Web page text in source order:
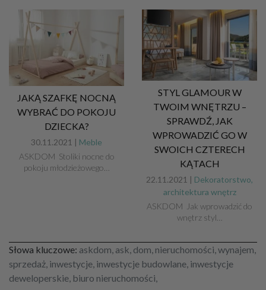
JAKĄ SZAFKĘ NOCNĄ
WYBRAĆ DO POKOJU
DZIECKA?
30.11.2021 | Meble
ASKDOM Stoliki nocne do
pokoju młodzieżowego…
STYL GLAMOUR W
TWOIM WNĘTRZU –
SPRAWDŹ, JAK
WPROWADZIĆ GO W
SWOICH CZTERECH
KĄTACH
22.11.2021 | Dekoratorstwo,
architektura wnętrz
ASKDOM Jak wprowadzić do
wnętrz styl…
Słowa kluczowe: askdom, ask, dom, nieruchomości, wynajem,
sprzedaż, inwestycje, inwestycje budowlane, inwestycje
deweloperskie, biuro nieruchomości,